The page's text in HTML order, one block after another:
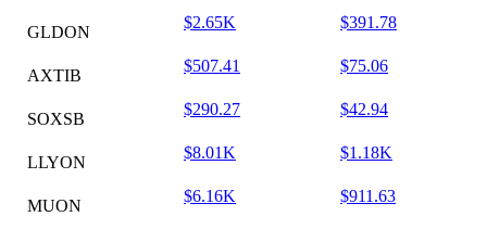
GLDON
$2.65K $391.78
AXTIB
$507.41 $75.06
SOXSB
$290.27 $42.94
LLYON
$8.01K $1.18K
MUON
$6.16K $911.63